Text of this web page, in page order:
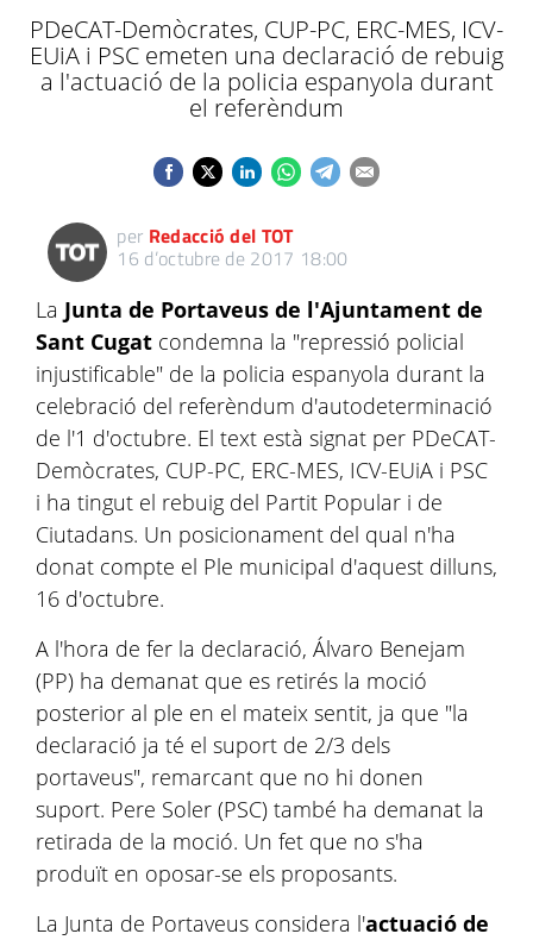
PDeCAT-Demòcrates, CUP-PC, ERC-MES, ICV-
EUiA i PSC emeten una declaració de rebuig
a l'actuació de la policia espanyola durant
el referèndum
per Redacció del TOT
16 d’octubre de 2017 18:00
La Junta de Portaveus de l'Ajuntament de
Sant Cugat condemna la "repressió policial
injustificable" de la policia espanyola durant la
celebració del referèndum d'autodeterminació
de l'1 d'octubre. El text està signat per PDeCAT-
Demòcrates, CUP-PC, ERC-MES, ICV-EUiA i PSC
i ha tingut el rebuig del Partit Popular i de
Ciutadans. Un posicionament del qual n'ha
donat compte el Ple municipal d'aquest dilluns,
16 d'octubre.
A l'hora de fer la declaració, Álvaro Benejam
(PP) ha demanat que es retirés la moció
posterior al ple en el mateix sentit, ja que "la
declaració ja té el suport de 2/3 dels
portaveus", remarcant que no hi donen
suport. Pere Soler (PSC) també ha demanat la
retirada de la moció. Un fet que no s'ha
produït en oposar-se els proposants.
La Junta de Portaveus considera l'actuació de